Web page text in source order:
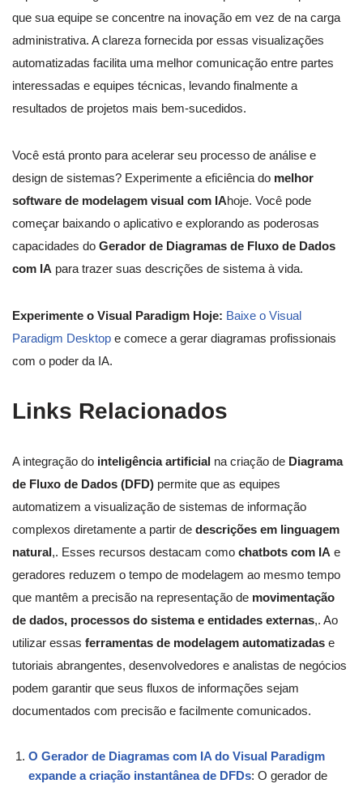
que sua equipe se concentre na inovação em vez de na carga
administrativa. A clareza fornecida por essas visualizações
automatizadas facilita uma melhor comunicação entre partes
interessadas e equipes técnicas, levando finalmente a
resultados de projetos mais bem-sucedidos.
Você está pronto para acelerar seu processo de análise e
design de sistemas? Experimente a eficiência do melhor
software de modelagem visual com IAhoje. Você pode
começar baixando o aplicativo e explorando as poderosas
capacidades do Gerador de Diagramas de Fluxo de Dados
com IA para trazer suas descrições de sistema à vida.
Experimente o Visual Paradigm Hoje: Baixe o Visual
Paradigm Desktop e comece a gerar diagramas profissionais
com o poder da IA.
Links Relacionados
A integração do inteligência artificial na criação de Diagrama
de Fluxo de Dados (DFD) permite que as equipes
automatizem a visualização de sistemas de informação
complexos diretamente a partir de descrições em linguagem
natural,. Esses recursos destacam como chatbots com IA e
geradores reduzem o tempo de modelagem ao mesmo tempo
que mantêm a precisão na representação de movimentação
de dados, processos do sistema e entidades externas,. Ao
utilizar essas ferramentas de modelagem automatizadas e
tutoriais abrangentes, desenvolvedores e analistas de negócios
podem garantir que seus fluxos de informações sejam
documentados com precisão e facilmente comunicados.
O Gerador de Diagramas com IA do Visual Paradigm
expande a criação instantânea de DFDs: O gerador de